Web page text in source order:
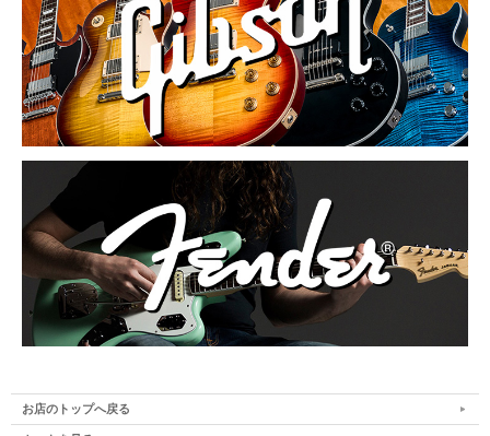
お店のトップへ戻る